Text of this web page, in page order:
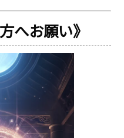
へお願い》